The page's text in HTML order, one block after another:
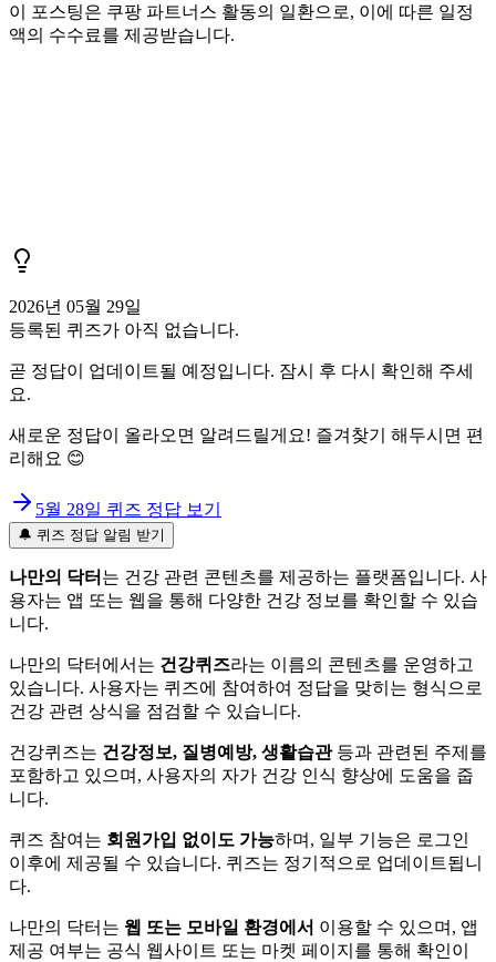
이 포스팅은 쿠팡 파트너스 활동의 일환으로, 이에 따른 일정
액의 수수료를 제공받습니다.
2026년 05월 29일
등록된 퀴즈가 아직 없습니다.
곧 정답이 업데이트될 예정입니다. 잠시 후 다시 확인해 주세
요.
새로운 정답이 올라오면 알려드릴게요! 즐겨찾기 해두시면 편
리해요 😊
5월 28일 퀴즈 정답 보기
🔔 퀴즈 정답 알림 받기
나만의 닥터 는 건강 관련 콘텐츠를 제공하는 플랫폼입니다. 사
용자는 앱 또는 웹을 통해 다양한 건강 정보를 확인할 수 있습
니다.
나만의 닥터에서는 건강퀴즈라는 이름의 콘텐츠를 운영하고
있습니다. 사용자는 퀴즈에 참여하여 정답을 맞히는 형식으로
건강 관련 상식을 점검할 수 있습니다.
건강퀴즈는 건강정보, 질병예방, 생활습관등과 관련된 주제를
포함하고 있으며, 사용자의 자가 건강 인식 향상에 도움을 줍
니다.
퀴즈 참여는 회원가입 없이도 가능하며, 일부 기능은 로그인
이후에 제공될 수 있습니다. 퀴즈는 정기적으로 업데이트됩니
다.
나만의 닥터는 웹 또는 모바일 환경에서 이용할 수 있으며, 앱
제공 여부는 공식 웹사이트 또는 마켓 페이지를 통해 확인이